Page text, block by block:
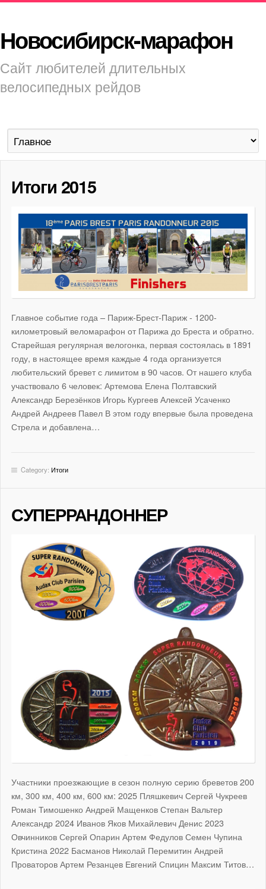
Новосибирск-марафон
Сайт любителей длительных
велосипедных рейдов
Итоги 2015
Главное событие года – Париж-Брест-Париж - 1200-
километровый веломарафон от Парижа до Бреста и обратно.
Старейшая регулярная велогонка, первая состоялась в 1891
году, в настоящее время каждые 4 года организуется
любительский бревет с лимитом в 90 часов. От нашего клуба
участвовало 6 человек: Артемова Елена Полтавский
Александр Березёнков Игорь Кургеев Алексей Усаченко
Андрей Андреев Павел В этом году впервые была проведена
Стрела и добавлена…
Category: Итоги
СУПЕРРАНДОННЕР
Участники проезжающие в сезон полную серию бреветов 200
км, 300 км, 400 км, 600 км: 2025 Пляшкевич Сергей Чукреев
Роман Тимошенко Андрей Мащенков Степан Вальтер
Александр 2024 Иванов Яков Михайлевич Денис 2023
Овчинников Сергей Опарин Артем Федулов Семен Чупина
Кристина 2022 Басманов Николай Перемитин Андрей
Проваторов Артем Резанцев Евгений Спицин Максим Титов…